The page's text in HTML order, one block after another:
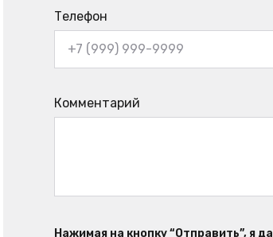
Телефон
Комментарий
Нажимая на кнопку “Отправить”, я